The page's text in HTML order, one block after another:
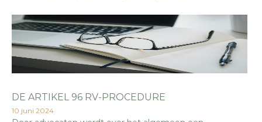
DE ARTIKEL 96 RV-PROCEDURE
10 juni 2024